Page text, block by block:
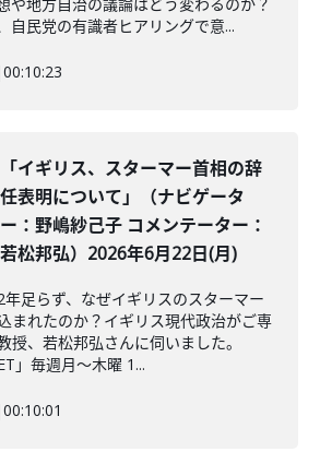
自民党の有識者ヒアリングで意...
00:10:23
「イギリス、スターマー首相の辞
任表明について」（ナビゲータ
ー：野嶋紗己子 コメンテーター：
若松邦弘）2026年6月22日(月)
足らず、なぜイギリスのスターマー
まれたのか？イギリス現代政治がご専
授、若松邦弘さんに伺いました。
」毎週月～木曜 1...
00:10:01